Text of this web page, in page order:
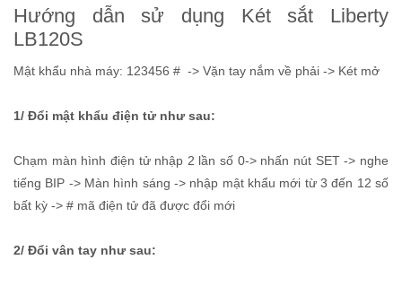
Hướng dẫn sử dụng Két sắt Liberty
LB120S
Mật khẩu nhà máy: 123456 # -> Vặn tay nắm về phải -> Két mở
1/ Đổi mật khẩu điện tử như sau:
Chạm màn hình điện tử nhập 2 lần số 0-> nhấn nút SET -> nghe
tiếng BIP -> Màn hình sáng -> nhập mật khẩu mới từ 3 đến 12 số
bất kỳ -> # mã điện tử đã được đổi mới
2/ Đổi vân tay như sau: